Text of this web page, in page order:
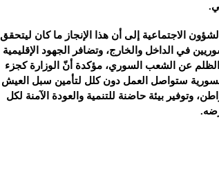
الاجتماعية إلى أن هذا الإنجاز ما كان ليتحقق
في الداخل والخارج، وتضافر الجهود الإقليمية
الظلم عن الشعب السوري، مؤكدة أنّ الوزارة كجزء
ستواصل العمل دون كلل لتأمين سبل العيش
وتوفير بيئة حاضنة للتنمية والعودة الآمنة لكل